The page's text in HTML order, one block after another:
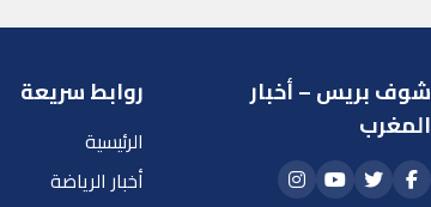
شوف بريس – أخبار
المغرب
روابط سريعة
الرئيسية
أخبار الرياضة